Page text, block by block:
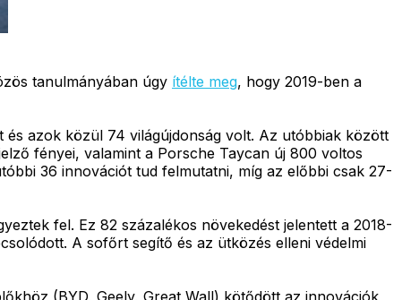
tanulmányában úgy ítélte meg, hogy 2019-ben a
azok közül 74 világújdonság volt. Az utóbbiak között
fényei, valamint a Porsche Taycan új 800 voltos
36 innovációt tud felmutatni, míg az előbbi csak 27-
fel. Ez 82 százalékos növekedést jelentett a 2018-
A sofőrt segítő és az ütközés elleni védelmi
(BYD, Geely, Great Wall) kötődött az innovációk